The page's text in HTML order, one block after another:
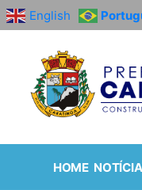
English
HOME